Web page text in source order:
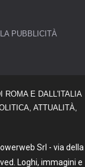
PUBBLICITÀ
ROMA E DALL'ITALIA
ATTUALITÀ,
Srl - via della
Loghi, immagini e